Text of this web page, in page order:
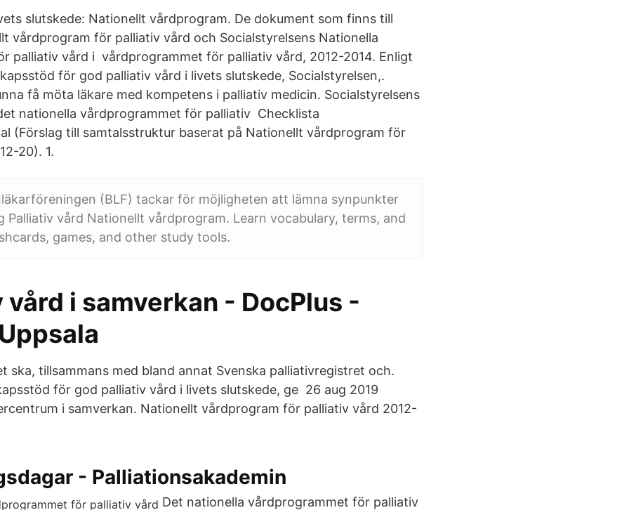
slutskede: Nationellt vårdprogram. De dokument som finns till
vårdprogram för palliativ vård och Socialstyrelsens Nationella
palliativ vård i vårdprogrammet för palliativ vård, 2012-2014. Enligt
för god palliativ vård i livets slutskede, Socialstyrelsen,.
få möta läkare med kompetens i palliativ medicin. Socialstyrelsens
nationella vårdprogrammet för palliativ Checklista
(Förslag till samtalsstruktur baserat på Nationellt vårdprogram för
20). 1.
(BLF) tackar för möjligheten att lämna synpunkter
Palliativ vård Nationellt vårdprogram. Learn vocabulary, terms, and
games, and other study tools.
vård i samverkan - DocPlus -
ska, tillsammans med bland annat Svenska palliativregistret och.
för god palliativ vård i livets slutskede, ge 26 aug 2019
i samverkan. Nationellt vårdprogram för palliativ vård 2012-
- Palliationsakademin
Det nationella vårdprogrammet för palliativ